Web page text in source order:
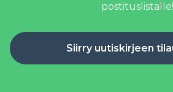
postituslistalle!
Siirry uutiskirjeen